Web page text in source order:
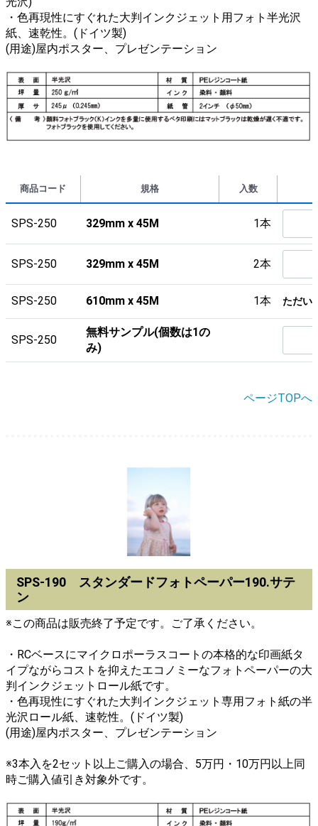
・色再現性にすぐれた大判インクジェット用フォト半光沢
紙、速乾性。(ドイツ製)
(用途)屋内ポスター、プレゼンテーション
商品コード 規格 入数
SPS-250 329mm x 45M 1本
SPS-250 329mm x 45M 2本
SPS-250 610mm x 45M 1本 ただい
SPS-250
無料サンプル(個数は1の
み)
ページTOPへ
SPS-190 スタンダードフォトペーパー190.サテ
ン
※この商品は販売終了予定です。ご了承ください。
・RCベースにマイクロポーラスコートの本格的な印画紙タ
イプながらコストを抑えたエコノミーなフォトペーパーの大
判インクジェットロール紙です。
・色再現性にすぐれた大判インクジェット専用フォト紙の半
光沢ロール紙、速乾性。(ドイツ製)
(用途)屋内ポスター、プレゼンテーション
※3本入を2セット以上ご購入の場合、5万円・10万円以上同
時ご購入値引き対象外です。